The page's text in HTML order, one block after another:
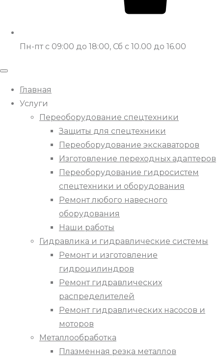
Пн-пт с 09:00 до 18:00, Сб с 10.00 до 16.00
Главная
Услуги
Переоборудование спецтехники
Защиты для спецтехники
Переоборудование экскаваторов
Изготовление переходных адаптеров
Переоборудование гидросистем
спецтехники и оборудования
Ремонт любого навесного
оборудования
Наши работы
Гидравлика и гидравлические системы
Ремонт и изготовление
гидроцилиндров
Ремонт гидравлических
распределителей
Ремонт гидравлических насосов и
моторов
Металлообработка
Плазменная резка металлов